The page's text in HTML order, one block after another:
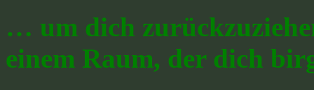
… um dich
einem Raum, der dich